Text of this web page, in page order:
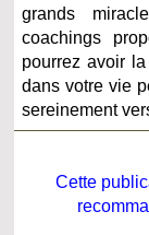
grands
coachings
pourrez avoir
dans votre vie
sereinement
Cette